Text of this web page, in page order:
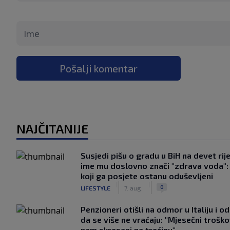
Pošalji komentar
NAJČITANIJE
Susjedi pišu o gradu u BiH na devet
ime mu doslovno znači "zdrava voda":
koji ga posjete ostanu oduševljeni
LIFESTYLE 7. aug. 0
Penzioneri otišli na odmor u Italiju i
da se više ne vraćaju: "Mjesečni